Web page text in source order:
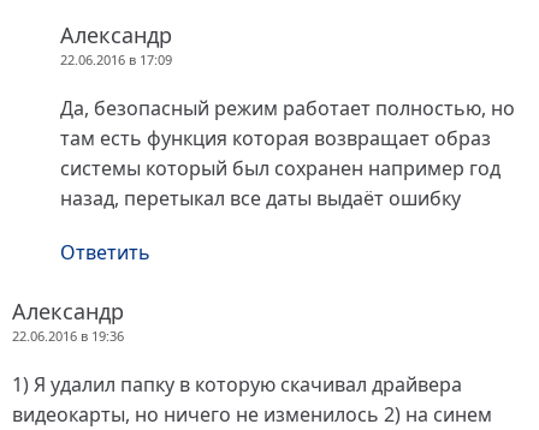
Александр
22.06.2016 в 17:09
Да, безопасный режим работает полностью, но
там есть функция которая возвращает образ
системы который был сохранен например год
назад, перетыкал все даты выдаёт ошибку
Ответить
Александр
22.06.2016 в 19:36
1) Я удалил папку в которую скачивал драйвера
видеокарты, но ничего не изменилось 2) на синем